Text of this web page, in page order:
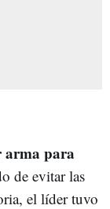
arma para
de evitar las
el líder tuvo